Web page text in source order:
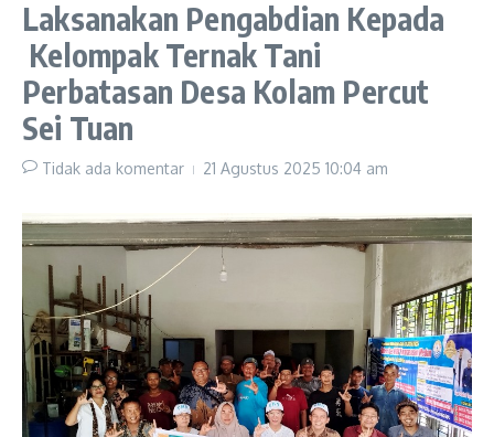
Laksanakan Pengabdian Kepada
Kelompak Ternak Tani
Perbatasan Desa Kolam Percut
Sei Tuan
Tidak ada komentar 21 Agustus 2025 10:04 am